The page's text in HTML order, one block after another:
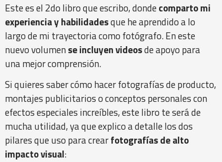
Este es el 2do libro que escribo, dondecomparto mi
experiencia y habilidadesque he aprendido a lo
largo de mi trayectoria como fotógrafo. En este
nuevo volumense incluyen videosde apoyo para
una mejor comprensión.
Si quieres saber cómo hacer fotografías de producto,
montajes publicitarios o conceptos personales con
efectos especiales increíbles, este libro te será de
mucha utilidad, ya que explico a detalle los dos
pilares que uso para crearfotografías de alto
impacto visual: